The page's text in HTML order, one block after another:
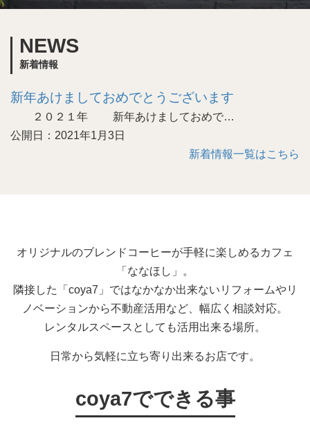
NEWS
新着情報
新年あけましておめでとうございます
２０２１年 新年あけましておめで…
公開日：2021年1月3日
新着情報一覧はこちら
オリジナルのブレンドコーヒーが手軽に楽しめるカフェ
「ななほし」。
隣接した「coya7」ではなかなか出来ないリフォームやリ
ノベーションから不動産活用など、幅広く相談対応。
レンタルスペースとしても活用出来る場所。
日常から気軽に立ち寄り出来るお店です。
coya7でできる事